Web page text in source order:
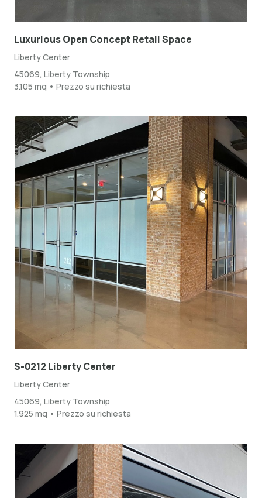
Luxurious Open Concept Retail Space
Liberty Center
45069, Liberty Township
3.105 mq • Prezzo su richiesta
S-0212 Liberty Center
Liberty Center
45069, Liberty Township
1.925 mq • Prezzo su richiesta